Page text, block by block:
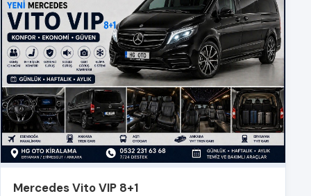
Mercedes Vito VIP 8+1